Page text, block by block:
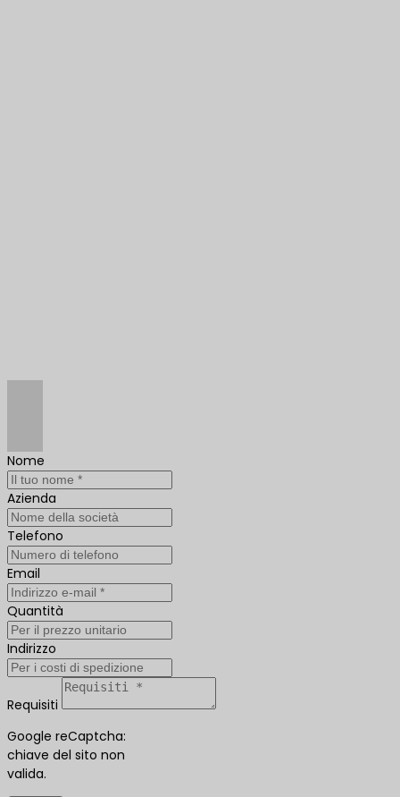
Nome
Azienda
Telefono
Email
Quantità
Indirizzo
Requisiti
Google reCaptcha:
chiave del sito non
valida.